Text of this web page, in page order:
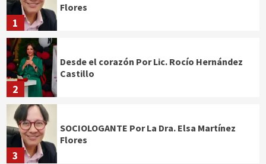
1
Flores
2
Desde el corazón Por Lic. Rocío Hernández
Castillo
3
SOCIOLOGANTE Por La Dra. Elsa Martínez
Flores